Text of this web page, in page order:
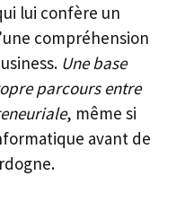
lui confère un
compréhension
Une base
parcours entre
, même si
avant de